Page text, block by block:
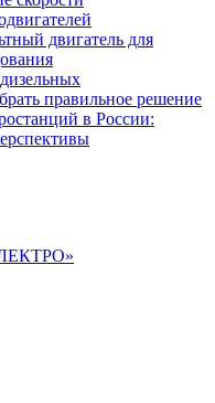
двигатель для
правильное решение
в России: